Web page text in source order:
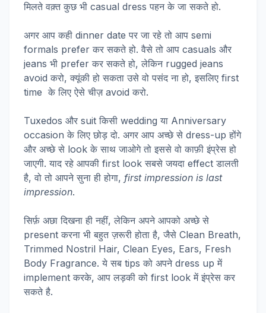
मिलते वक़्त कुछ भी casual dress पहन के जा सकते हो.
अगर आप कही dinner date पर जा रहे तो आप semi
formals prefer कर सकते हो. वैसे तो आप casuals और
jeans भी prefer कर सकते हो, लेकिन rugged jeans
avoid करो, क्यूंकी हो सकता उसे वो पसंद ना हो, इसलिए first
time के लिए ऐसे चीज़ avoid करो.
Tuxedos और suit किसी wedding या Anniversary
occasion के लिए छोड़ दो. अगर आप अच्छे से dress-up होंगे
और अच्छे से look के साथ जाओगे तो इससे वो काफ़ी इंप्रेस हो
जाएगी. याद रहे आपकी first look सबसे जयदा effect डालती
है, वो तो आपने सुना ही होगा, first impression is last
impression.
सिर्फ़ अछा दिखना ही नहीं, लेकिन अपने आपको अच्छे से
present करना भी बहुत ज़रूरी होता है, जैसे Clean Breath,
Trimmed Nostril Hair, Clean Eyes, Ears, Fresh
Body Fragrance. ये सब tips को अपने dress up में
implement करके, आप लड़की को first look में इंप्रेस कर
सकते है.